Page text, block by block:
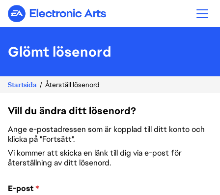
Electronic Arts
Glömt lösenord
Startsida Återställ lösenord
Vill du ändra ditt lösenord?
Ange e-postadressen som är kopplad till ditt konto och
klicka på "Fortsätt".
Vi kommer att skicka en länk till dig via e-post för
återställning av ditt lösenord.
Återställ lösenord med din e-post
E-post*